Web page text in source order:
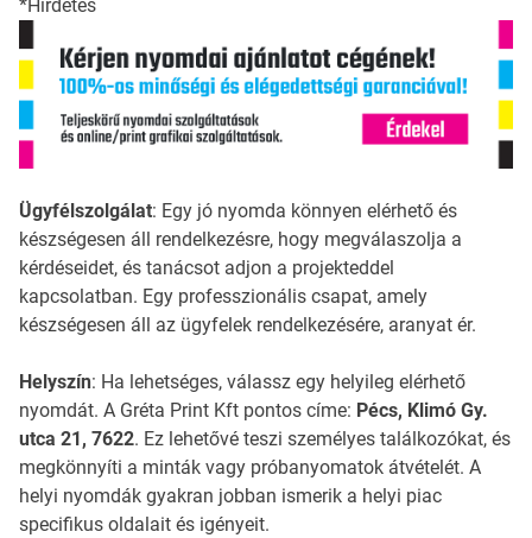
*Hirdetés
Ügyfélszolgálat: Egy jó nyomda könnyen elérhető és
készségesen áll rendelkezésre, hogy megválaszolja a
kérdéseidet, és tanácsot adjon a projekteddel
kapcsolatban. Egy professzionális csapat, amely
készségesen áll az ügyfelek rendelkezésére, aranyat ér.
Helyszín: Ha lehetséges, válassz egy helyileg elérhető
nyomdát. A Gréta Print Kft pontos címe: Pécs, Klimó Gy.
utca 21, 7622. Ez lehetővé teszi személyes találkozókat, és
megkönnyíti a minták vagy próbanyomatok átvételét. A
helyi nyomdák gyakran jobban ismerik a helyi piac
specifikus oldalait és igényeit.